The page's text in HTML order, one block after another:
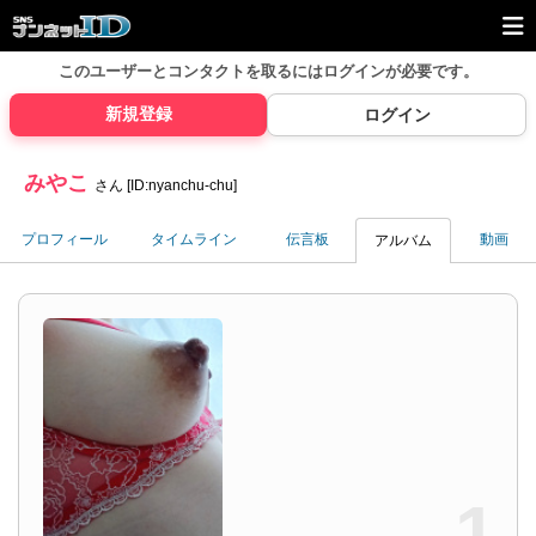
このユーザーとコンタクトを取るにはログインが必要です。
新規登録 ログイン
みやこ さん [ID:nyanchu-chu]
プロフィール タイムライン 伝言板 アルバム 動画